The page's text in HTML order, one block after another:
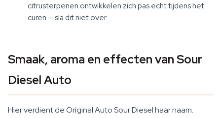
citrusterpenen ontwikkelen zich pas echt tijdens het
curen — sla dit niet over.
Smaak, aroma en effecten van Sour
Diesel Auto
Hier verdient de Original Auto Sour Diesel haar naam.